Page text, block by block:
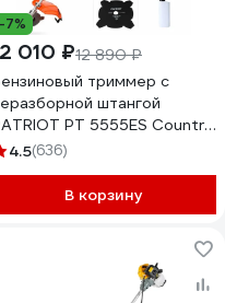
-7%
010 ₽12 890 ₽
триммер с
штангой
PT 5555ES Country
4.5(636)
В корзину